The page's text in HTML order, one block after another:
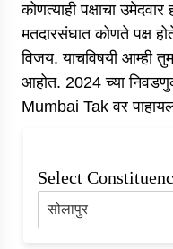
कोणत्याही पक्षाचा
मतदारसंघात कोणते पक्ष
विजय. याचविषयी आम्ही
आहोत. 2024 च्या
Mumbai Tak वर
Select
सोलापुर